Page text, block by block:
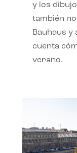
y los
también
Bauhaus y
cuenta
verano.